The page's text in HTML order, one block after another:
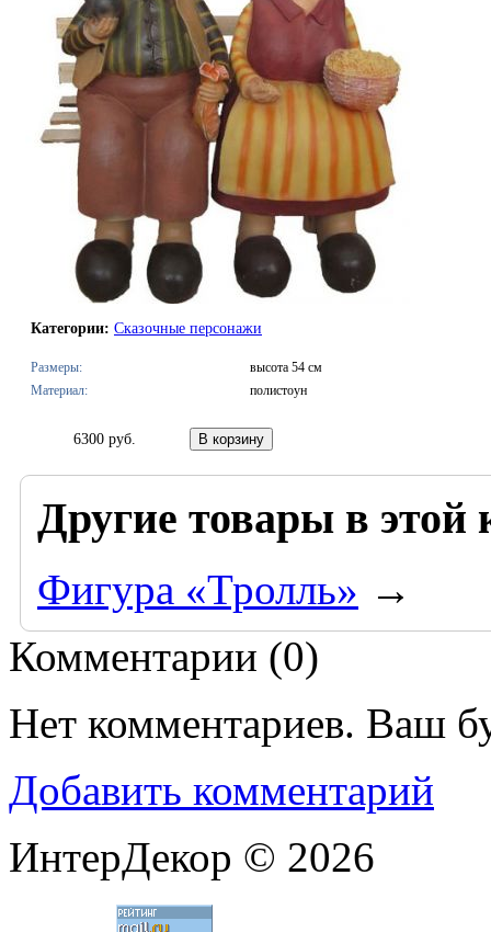
Категории: Сказочные персонажи
Размеры:
высота 54 см
Материал:
полистоун
6300 руб.
Другие товары в этой
Фигура «Тролль» →
Комментарии (0)
Нет комментариев. Ваш
Добавить комментарий
ИнтерДекор © 2026